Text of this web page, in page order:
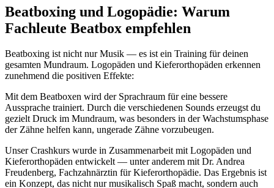
Beatboxing und Logopädie: Warum
Fachleute Beatbox empfehlen
Beatboxing ist nicht nur Musik — es ist ein Training für deinen
gesamten Mundraum. Logopäden und Kieferorthopäden erkennen
zunehmend die positiven Effekte:
Mit dem Beatboxen wird der Sprachraum für eine bessere
Aussprache trainiert. Durch die verschiedenen Sounds erzeugst du
gezielt Druck im Mundraum, was besonders in der Wachstumsphase
der Zähne helfen kann, ungerade Zähne vorzubeugen.
Unser Crashkurs wurde in Zusammenarbeit mit Logopäden und
Kieferorthopäden entwickelt — unter anderem mit Dr. Andrea
Freudenberg, Fachzahnärztin für Kieferorthopädie. Das Ergebnis ist
ein Konzept, das nicht nur musikalisch Spaß macht, sondern auch